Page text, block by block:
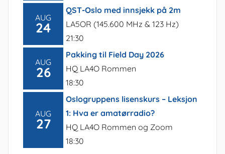
AUG
24
QST-Oslo med innsjekk på 2m
LA5OR (145.600 MHz & 123 Hz)
21:30
AUG
26
Pakking til Field Day 2026
HQ LA4O Rommen
18:30
AUG
27
Oslogruppens lisenskurs – Leksjon
1: Hva er amatørradio?
HQ LA4O Rommen og Zoom
18:30